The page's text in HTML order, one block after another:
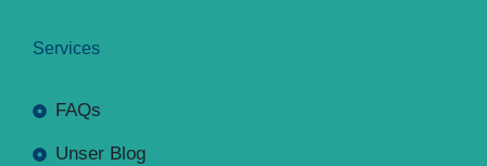
Services
FAQs
Unser Blog